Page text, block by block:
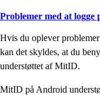
Problemer med at
Hvis du oplever
kan det skyldes, at du
understøttet af MitID.
MitID på Android